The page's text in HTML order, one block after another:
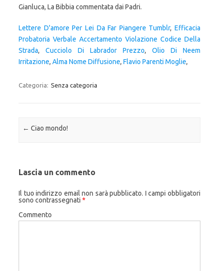
Gianluca, La Bibbia commentata dai Padri.
Lettere D'amore Per Lei Da Far Piangere Tumblr, Efficacia
Probatoria Verbale Accertamento Violazione Codice Della
Strada, Cucciolo Di Labrador Prezzo, Olio Di Neem
Irritazione, Alma Nome Diffusione, Flavio Parenti Moglie,
Categoria: Senza categoria
Navigazione articolo
← Ciao mondo!
Lascia un commento
Il tuo indirizzo email non sarà pubblicato. I campi obbligatori
sono contrassegnati *
Commento